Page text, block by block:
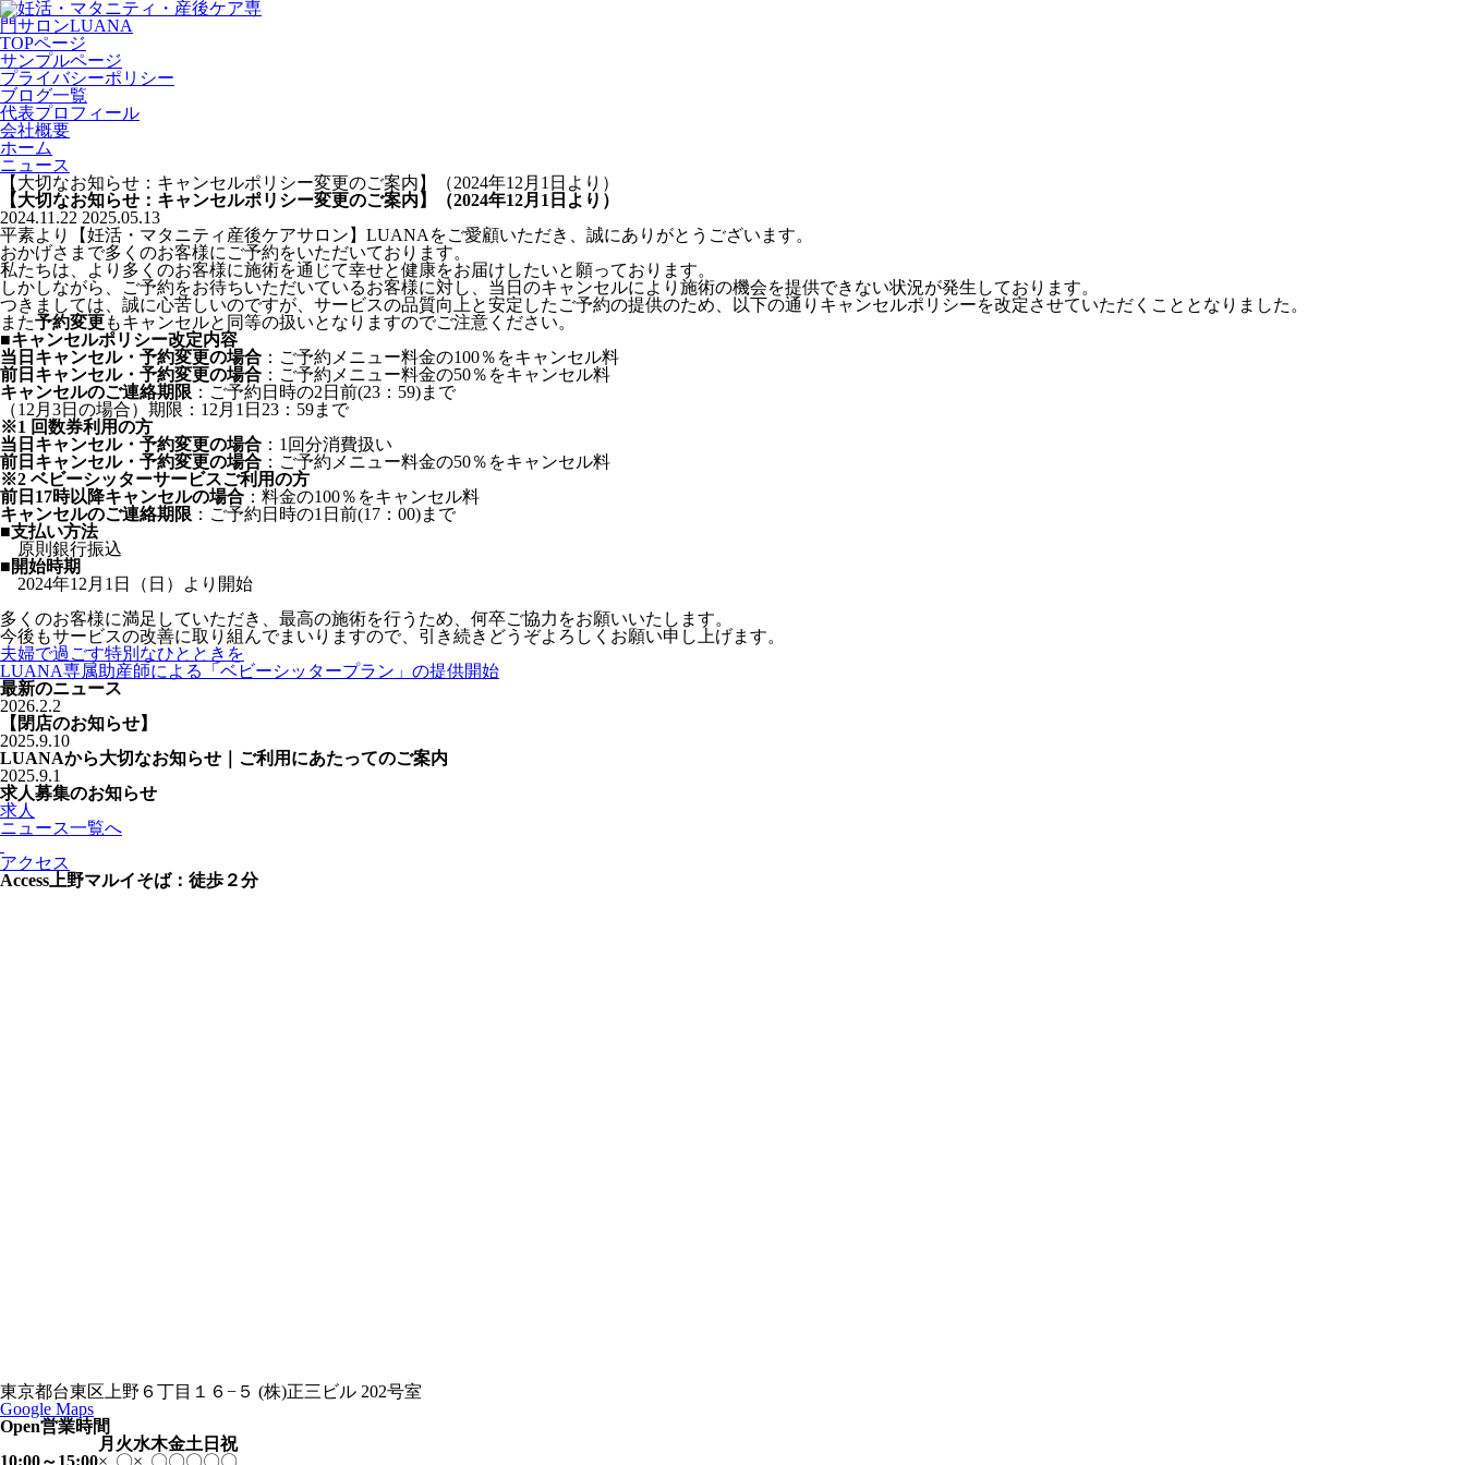
TOPページ
サンプルページ
プライバシーポリシー
ブログ一覧
代表プロフィール
会社概要
ホーム
ニュース
【大切なお知らせ：キャンセルポリシー変更のご案内】（2024年12月1日より）
【大切なお知らせ：キャンセルポリシー変更のご案内】（2024年12月1日より）
2024.11.22 2025.05.13
平素より【妊活・マタニティ産後ケアサロン】LUANAをご愛顧いただき、誠にありがとうございます。
おかげさまで多くのお客様にご予約をいただいております。
私たちは、より多くのお客様に施術を通じて幸せと健康をお届けしたいと願っております。
しかしながら、ご予約をお待ちいただいているお客様に対し、当日のキャンセルにより施術の機会を提供できない状況が発生しております。
つきましては、誠に心苦しいのですが、サービスの品質向上と安定したご予約の提供のため、以下の通りキャンセルポリシーを改定させていただくこととなりました。
また予約変更もキャンセルと同等の扱いとなりますのでご注意ください。
■キャンセルポリシー改定内容
当日キャンセル・予約変更の場合 ：ご予約メニュー料金の100％をキャンセル料
前日キャンセル・予約変更の場合 ：ご予約メニュー料金の50％をキャンセル料
キャンセルのご連絡期限 ：ご予約日時の2日前(23：59)まで
（12月3日の場合）期限：12月1日23：59まで
※1 回数券利用の方
当日キャンセル・予約変更の場合 ：1回分消費扱い
前日キャンセル・予約変更の場合 ：ご予約メニュー料金の50％をキャンセル料
※2 ベビーシッターサービスご利用の方
前日17時以降キャンセルの場合 ：料金の100％をキャンセル料
キャンセルのご連絡期限 ：ご予約日時の1日前(17：00)まで
■支払い方法
原則銀行振込
■開始時期
2024年12月1日（日）より開始
多くのお客様に満足していただき、最高の施術を行うため、何卒ご協力をお願いいたします。
今後もサービスの改善に取り組んでまいりますので、引き続きどうぞよろしくお願い申し上げます。
夫婦で過ごす特別なひとときを
LUANA専属助産師による「ベビーシッタープラン」の提供開始
最新のニュース
2026.2.2
【閉店のお知らせ】
2025.9.10
LUANAから大切なお知らせ｜ご利用にあたってのご案内
2025.9.1
求人募集のお知らせ
求人
ニュース一覧へ
アクセス
Access 上野マルイそば：徒歩２分
東京都台東区上野６丁目１６−５ (株)正三ビル 202号室
Google Maps
Open営業時間
月 火水木金土 日祝
10:00～15:00× 〇× 〇〇〇〇〇